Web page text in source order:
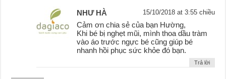
NHƯ HÀ 15/10/2018 at 3:55 chiều
Cảm ơn chia sẻ của bạn Hường,
Khi bé bị nghẹt mũi, mình thoa dầu tràm
vào áo trước ngực bé cũng giúp bé
nhanh hồi phục sức khỏe đó bạn.
Trả lời